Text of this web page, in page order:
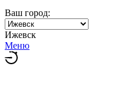
Ваш город:
Ижевск
Меню